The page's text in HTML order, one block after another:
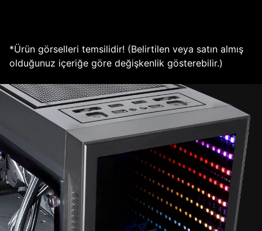
*Ürün görselleri temsilidir! (Belirtilen veya satın almış
olduğunuz içeriğe göre değişkenlik gösterebilir.)